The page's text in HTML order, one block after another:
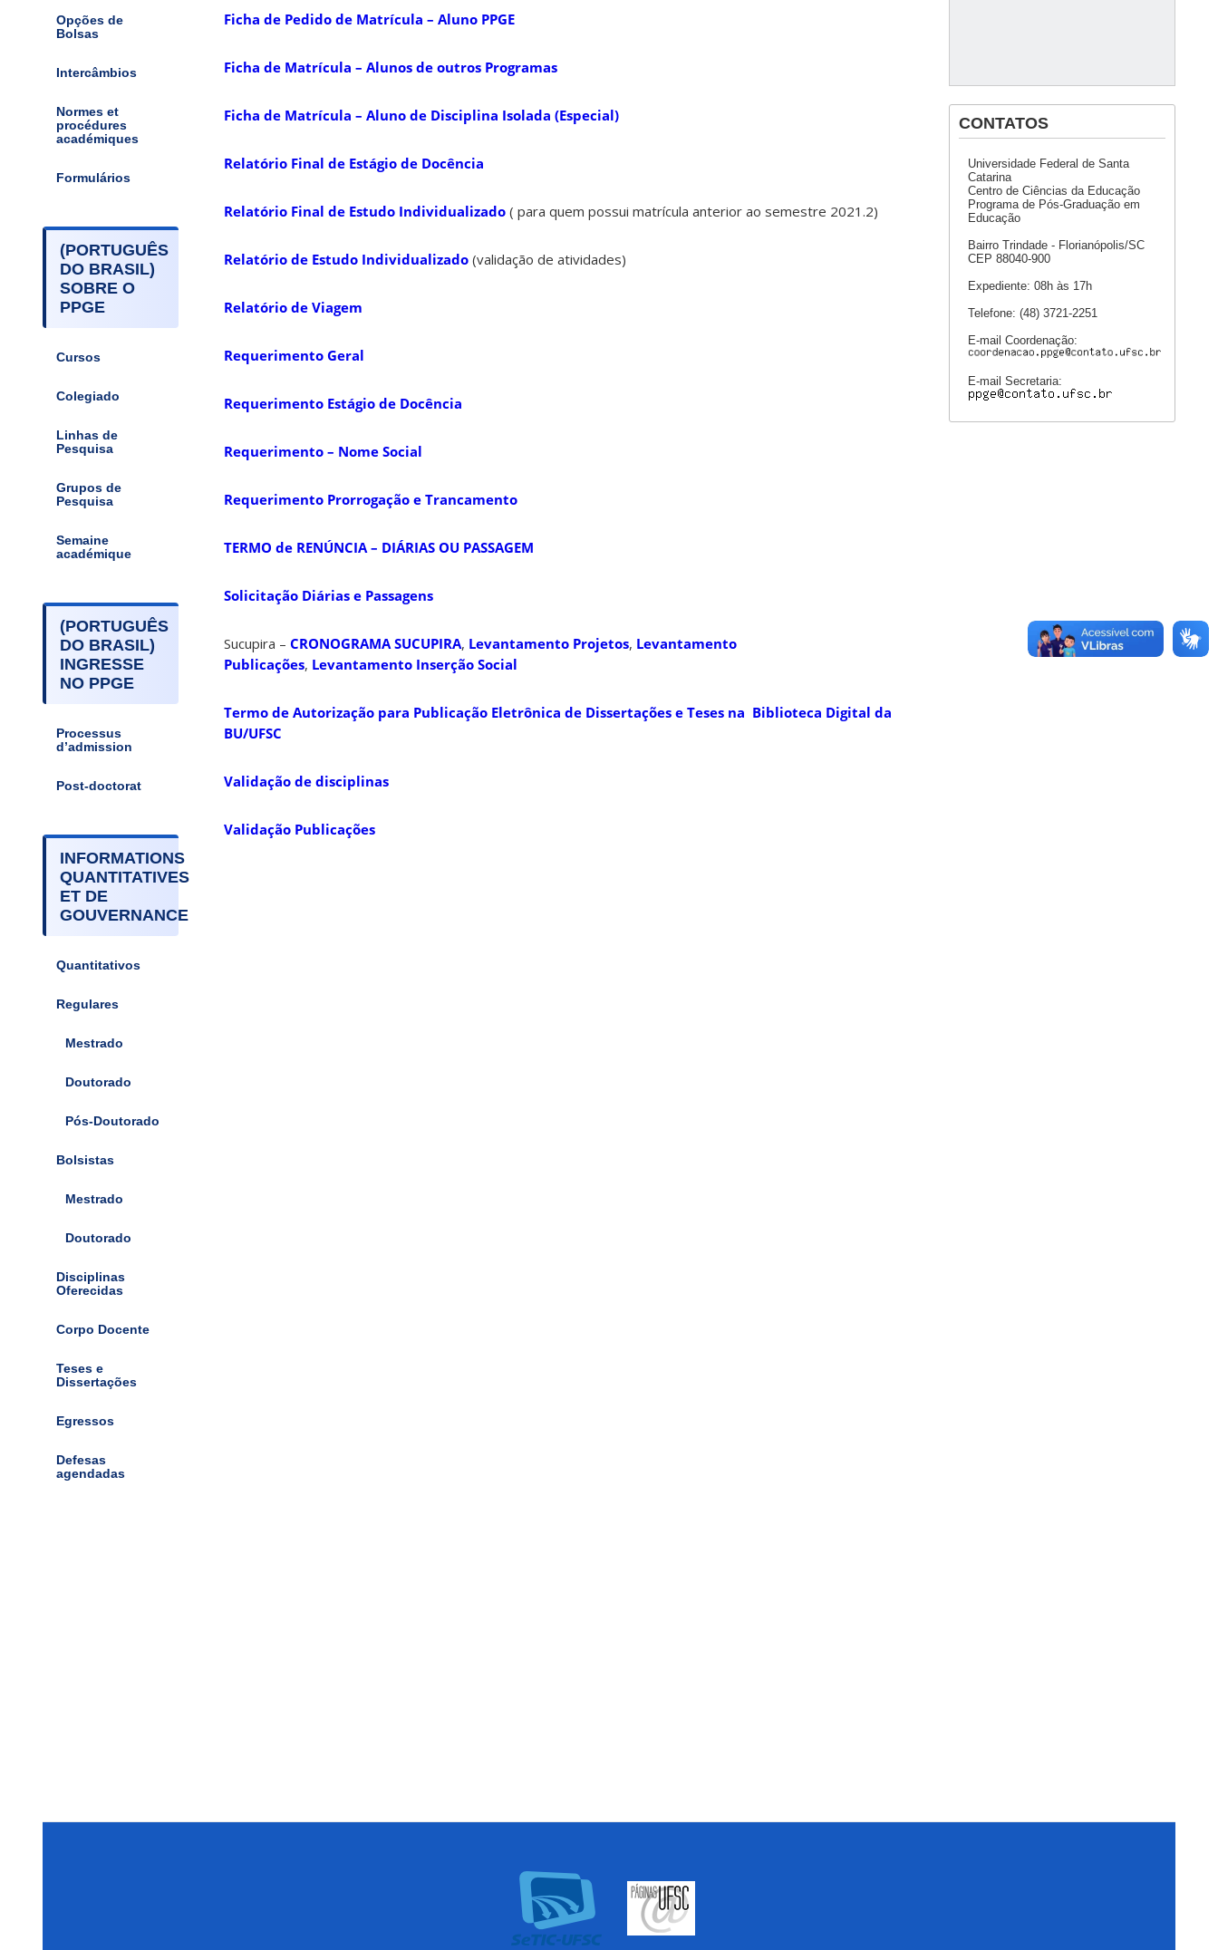
Opções de
Bolsas
Intercâmbios
Normes et
procédures
académiques
Formulários
(PORTUGUÊS
DO BRASIL)
SOBRE O
PPGE
Cursos
Colegiado
Linhas de
Pesquisa
Grupos de
Pesquisa
Semaine
académique
(PORTUGUÊS
DO BRASIL)
INGRESSE
NO PPGE
Processus
d’admission
Post-doctorat
INFORMATIONS
QUANTITATIVES
ET DE
GOUVERNANCE
Quantitativos
Regulares
Mestrado
Doutorado
Pós-Doutorado
Bolsistas
Mestrado
Doutorado
Disciplinas
Oferecidas
Corpo Docente
Teses e
Dissertações
Egressos
Defesas
agendadas
Ficha de Pedido de Matrícula – Aluno PPGE
Ficha de Matrícula – Alunos de outros Programas
Ficha de Matrícula – Aluno de Disciplina Isolada (Especial)
Relatório Final de Estágio de Docência
Relatório Final de Estudo Individualizado ( para quem possui matrícula anterior ao semestre 2021.2)
Relatório de Estudo Individualizado (validação de atividades)
Relatório de Viagem
Requerimento Geral
Requerimento Estágio de Docência
Requerimento – Nome Social
Requerimento Prorrogação e Trancamento
TERMO de RENÚNCIA – DIÁRIAS OU PASSAGEM
Solicitação Diárias e Passagens
Sucupira – CRONOGRAMA SUCUPIRA, Levantamento Projetos, Levantamento
Publicações, Levantamento Inserção Social
Termo de Autorização para Publicação Eletrônica de Dissertações e Teses na Biblioteca Digital da
BU/UFSC
Validação de disciplinas
Validação Publicações
CONTATOS
Universidade Federal de Santa
Catarina
Centro de Ciências da Educação
Programa de Pós-Graduação em
Educação
Bairro Trindade - Florianópolis/SC
CEP 88040-900
Expediente: 08h às 17h
Telefone: (48) 3721-2251
E-mail Coordenação:
E-mail Secretaria: